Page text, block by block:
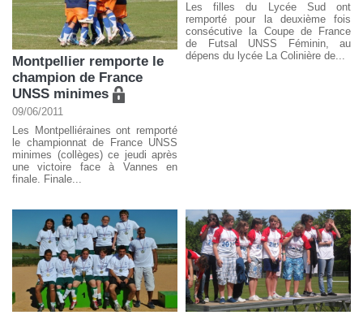
Montpellier remporte le
champion de France
UNSS minimes
09/06/2011
Les Montpelliéraines ont remporté
le championnat de France UNSS
minimes (collèges) ce jeudi après
une victoire face à Vannes en
finale. Finale...
Les filles du Lycée Sud ont
remporté pour la deuxième fois
consécutive la Coupe de France
de Futsal UNSS Féminin, au
dépens du lycée La Colinière de...